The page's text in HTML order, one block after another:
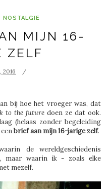
NOSTALGIE
MIJN 16-
ZELF
2016
bij hoe het vroeger was, dat
to the futuredoen ze dat ook.
(helaas zonder begeleiding
brief aan mijn 16-jarige zelf.
de wereldgeschiedenis
maar waarin ik - zoals elke
mezelf.